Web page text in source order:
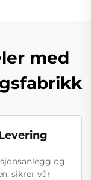
med
og
sikrer vår